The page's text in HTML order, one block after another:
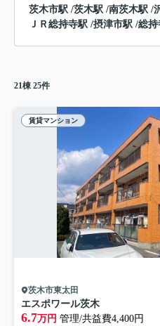
茨木市駅 /茨木駅 /南茨木駅 /
ＪＲ総持寺駅 /摂津市駅 /総持
21棟 25件
賃貸マンション
茨木市東太田
エスポワール茨木
6.7万円 管理/共益費4,400円